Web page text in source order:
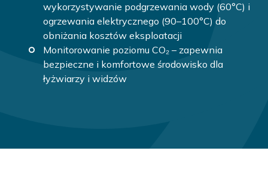
wykorzystywanie podgrzewania wody (60°C) i
ogrzewania elektrycznego (90–100°C) do
obniżania kosztów eksploatacji
Monitorowanie poziomu CO₂ – zapewnia
bezpieczne i komfortowe środowisko dla
łyżwiarzy i widzów